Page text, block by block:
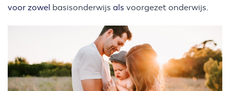
voor zowel basisonderwijs als voorgezet onderwijs.